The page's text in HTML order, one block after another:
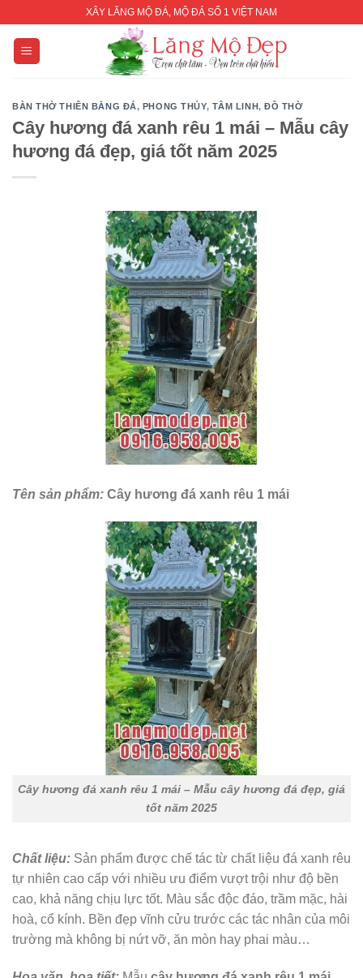
content
XÂY LĂNG MỘ ĐÁ, MỘ ĐÁ SỐ 1 VIỆT NAM
BÀN THỜ THIÊN BẰNG ĐÁ, PHONG THỦY, TÂM LINH,ĐỒ THỜ
Cây hương đá xanh rêu 1 mái – Mẫu cây
hương đá đẹp, giá tốt năm 2025
Tên sản phẩm: Cây hương đá xanh rêu 1 mái
Cây hương đá xanh rêu 1 mái – Mẫu cây hương đá đẹp, giá
tốt năm 2025
Chất liệu: Sản phẩm được chế tác từ chất liệu đá xanh rêu
tự nhiên cao cấp với nhiều ưu điểm vượt trội như độ bền
cao, khả năng chịu lực tốt. Màu sắc độc đáo, trầm mặc, hài
hoà, cổ kính. Bền đẹp vĩnh cửu trước các tác nhân của môi
trường mà không bị nứt vỡ, ăn mòn hay phai màu…